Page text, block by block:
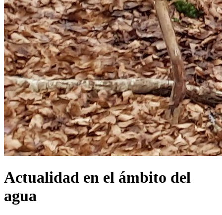
Actualidad en el ámbito del
agua